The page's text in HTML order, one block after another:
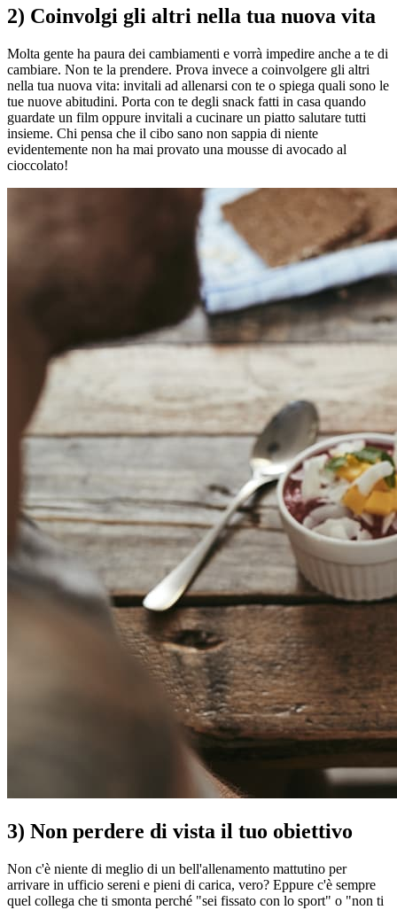
2) Coinvolgi gli altri nella tua nuova vita
Molta gente ha paura dei cambiamenti e vorrà impedire anche a te di
cambiare. Non te la prendere. Prova invece a coinvolgere gli altri
nella tua nuova vita: invitali ad allenarsi con te o spiega quali sono le
tue nuove abitudini. Porta con te degli snack fatti in casa quando
guardate un film oppure invitali a cucinare un piatto salutare tutti
insieme. Chi pensa che il cibo sano non sappia di niente
evidentemente non ha mai provato una mousse di avocado al
cioccolato!
3) Non perdere di vista il tuo obiettivo
Non c'è niente di meglio di un bell'allenamento mattutino per
arrivare in ufficio sereni e pieni di carica, vero? Eppure c'è sempre
quel collega che ti smonta perché "sei fissato con lo sport" o "non ti